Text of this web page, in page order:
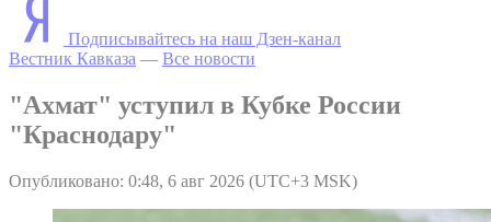
Подписывайтесь на наш Дзен-канал
Вестник Кавказа — Все новости
"Ахмат" уступил в Кубке России
"Краснодару"
Опубликовано: 0:48, 6 авг 2026 (UTC+3 MSK)